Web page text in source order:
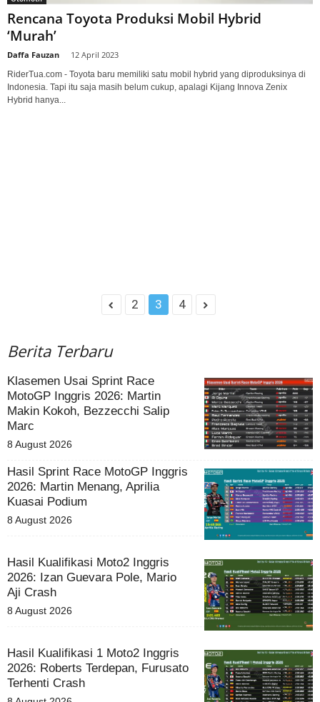
Rencana Toyota Produksi Mobil Hybrid
‘Murah’
Daffa Fauzan 12 April 2023
RiderTua.com - Toyota baru memiliki satu mobil hybrid yang diproduksinya di
Indonesia. Tapi itu saja masih belum cukup, apalagi Kijang Innova Zenix
Hybrid hanya...
2 3 4
Berita Terbaru
Klasemen Usai Sprint Race
MotoGP Inggris 2026: Martin
Makin Kokoh, Bezzecchi Salip
Marc
8 August 2026
Hasil Sprint Race MotoGP Inggris
2026: Martin Menang, Aprilia
Kuasai Podium
8 August 2026
Hasil Kualifikasi Moto2 Inggris
2026: Izan Guevara Pole, Mario
Aji Crash
8 August 2026
Hasil Kualifikasi 1 Moto2 Inggris
2026: Roberts Terdepan, Furusato
Terhenti Crash